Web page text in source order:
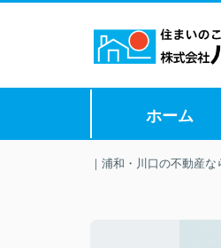
ホーム
｜浦和・川口の不動産